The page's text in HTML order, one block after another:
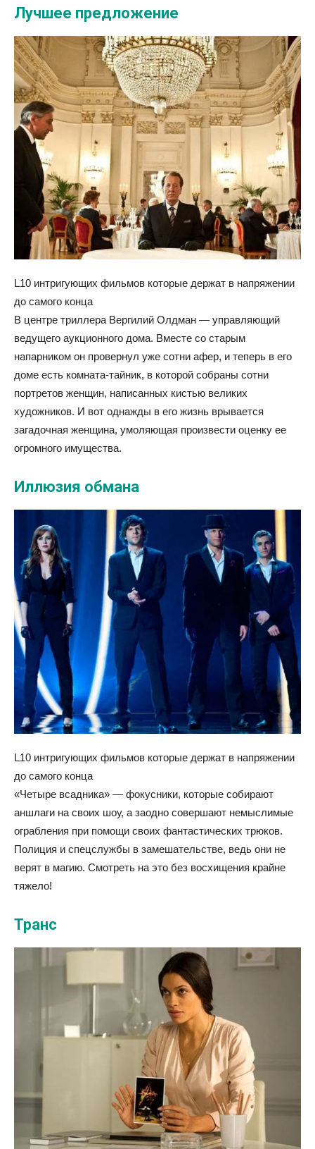
Лучшее предложение
L10 интригующих фильмов которые держат в напряжении
до самого конца
В центре триллера Вергилий Олдман — управляющий
ведущего аукционного дома. Вместе со старым
напарником он провернул уже сотни афер, и теперь в его
доме есть комната-тайник, в которой собраны сотни
портретов женщин, написанных кистью великих
художников. И вот однажды в его жизнь врывается
загадочная женщина, умоляющая произвести оценку ее
огромного имущества.
Иллюзия обмана
L10 интригующих фильмов которые держат в напряжении
до самого конца
«Четыре всадника» — фокусники, которые собирают
аншлаги на своих шоу, а заодно совершают немыслимые
ограбления при помощи своих фантастических трюков.
Полиция и спецслужбы в замешательстве, ведь они не
верят в магию. Смотреть на это без восхищения крайне
тяжело!
Транс